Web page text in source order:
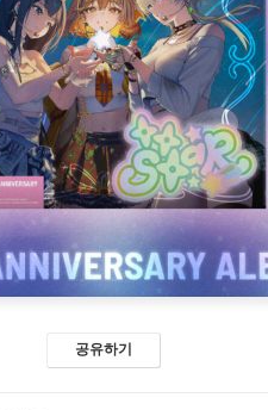
공유하기